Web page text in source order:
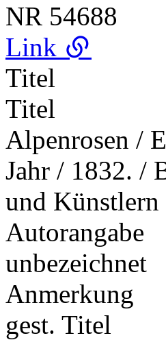
NR 54688
Link
Titel
Titel
Alpenrosen /
Jahr / 1832. /
und Künstlern
Autorangabe
unbezeichnet
Anmerkung
gest. Titel